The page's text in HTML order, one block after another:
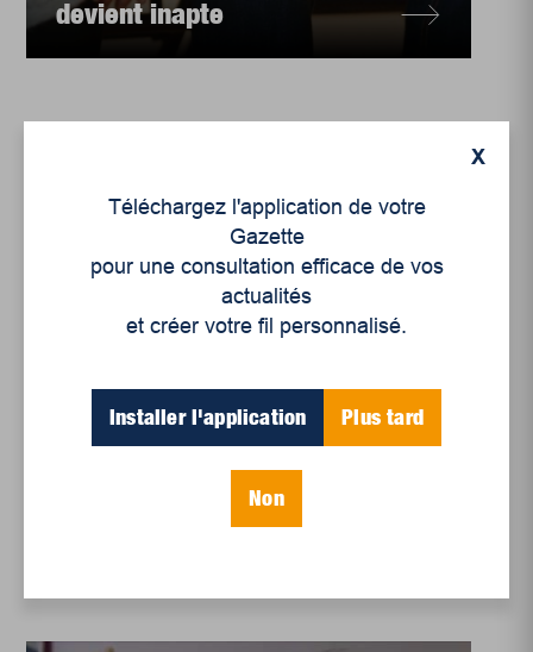
devient inapte
Enjeux sociaux
Concilier travail salarié
et proche aidance
X
Téléchargez l'application de votre
Gazette
pour une consultation efficace de vos
actualités
et créer votre fil personnalisé.
Installer l'application Plus tard
Non